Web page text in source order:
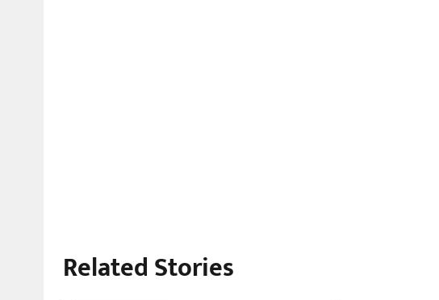
Related Stories